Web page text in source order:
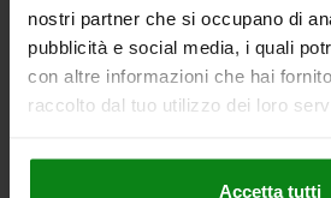
nostri partner che si occupano di
pubblicità e social media, i quali
con altre informazioni che hai
raccolto dal tuo utilizzo dei loro
Accetta tutti